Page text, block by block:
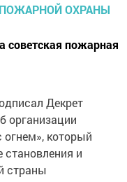
советская пожарная
Декрет
организации
огнем», который
становления и
страны